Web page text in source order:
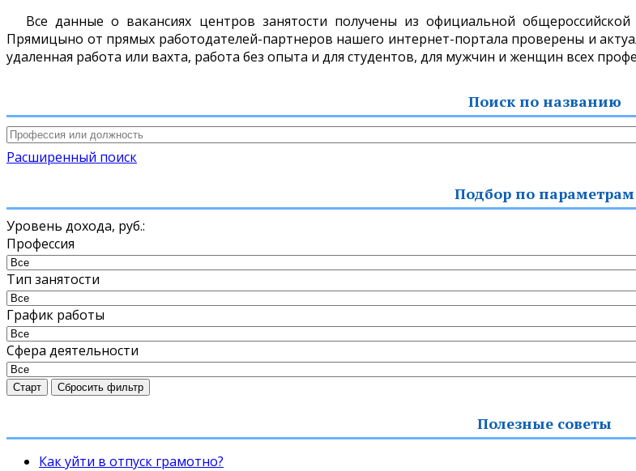
Все данные о вакансиях центров занятости получены из официальной
Прямицыно от прямых работодателей-партнеров нашего интернет-портала проверены и
удаленная работа или вахта, работа без опыта и для студентов, для мужчин и женщин всех
Поиск по названию
Расширенный поиск
Подбор по параметрам
Уровень дохода, руб.:
Профессия
Тип занятости
График работы
Сфера деятельности
Старт Сбросить фильтр
Полезные советы
Как уйти в отпуск грамотно?